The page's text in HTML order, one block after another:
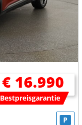
€ 16.990
Bestpreisgarantie
P